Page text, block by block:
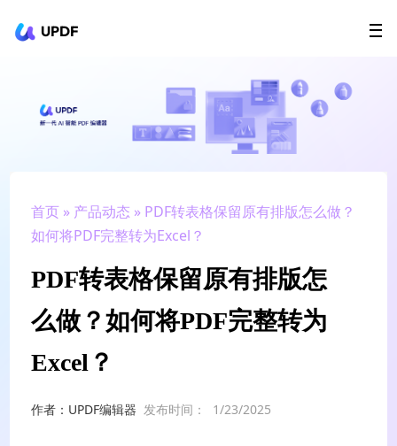
UPDF
AI Agents
政企采购
升级会员
首页 » 产品动态 » PDF转表格保留原有排版怎么做？
如何将PDF完整转为Excel？
PDF转表格保留原有排版怎
么做？如何将PDF完整转为
Excel？
作者：UPDF编辑器 发布时间： 1/23/2025